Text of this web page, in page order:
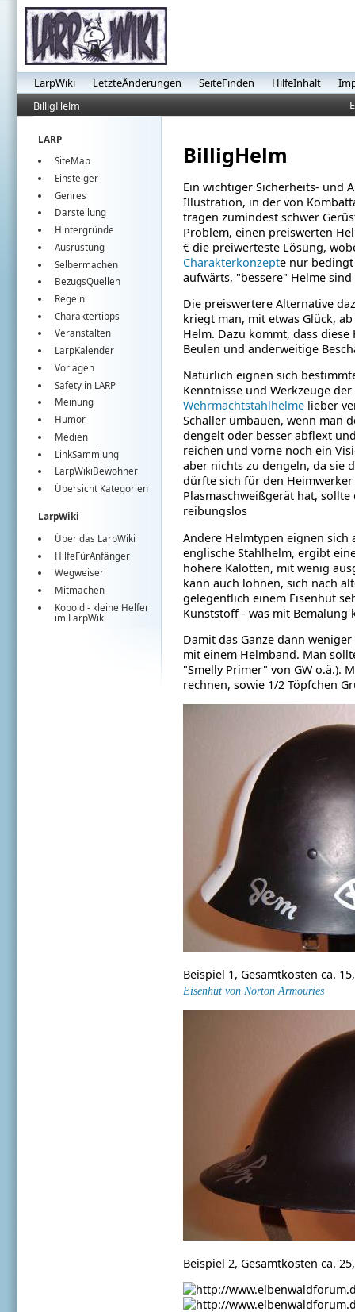
LarpWiki LetzteÄnderungen SeiteFinden HilfeInhalt
BilligHelm
LARP
SiteMap
Einsteiger
Genres
Darstellung
Hintergründe
Ausrüstung
Selbermachen
BezugsQuellen
Regeln
Charaktertipps
Veranstalten
LarpKalender
Vorlagen
Safety in LARP
Meinung
Humor
Medien
LinkSammlung
LarpWikiBewohner
Übersicht Kategorien
LarpWiki
Über das LarpWiki
HilfeFürAnfänger
Wegweiser
Mitmachen
Kobold - kleine Helfer
im LarpWiki
BilligHelm
Ein wichtiger Sicherheits- und
Illustration, in der von
tragen zumindest schwer
Problem, einen preiswerten
€ die preiwerteste Lösung,
Charakterkonzepte nur bedingt
aufwärts, "bessere" Helme
Die preiswertere Alternative
kriegt man, mit etwas Glück,
Helm. Dazu kommt, dass
Beulen und anderweitige
Natürlich eignen sich
Kenntnisse und Werkzeuge
Wehrmachtstahlhelmelieber
Schaller umbauen, wenn man
dengelt oder besser abflext
reichen und vorne noch ein
aber nichts zu dengeln, da sie
dürfte sich für den
Plasmaschweißgerät hat,
reibungslos
Andere Helmtypen eignen
englische Stahlhelm, ergibt
höhere Kalotten, mit wenig
kann auch lohnen, sich nach
gelegentlich einem Eisenhut
Kunststoff - was mit Bemalung
Damit das Ganze dann
mit einem Helmband. Man
"Smelly Primer" von GW o.ä.).
rechnen, sowie 1/2 Töpfchen
Beispiel 1, Gesamtkosten ca.
Eisenhut von Norton Armouries
Beispiel 2, Gesamtkosten ca.